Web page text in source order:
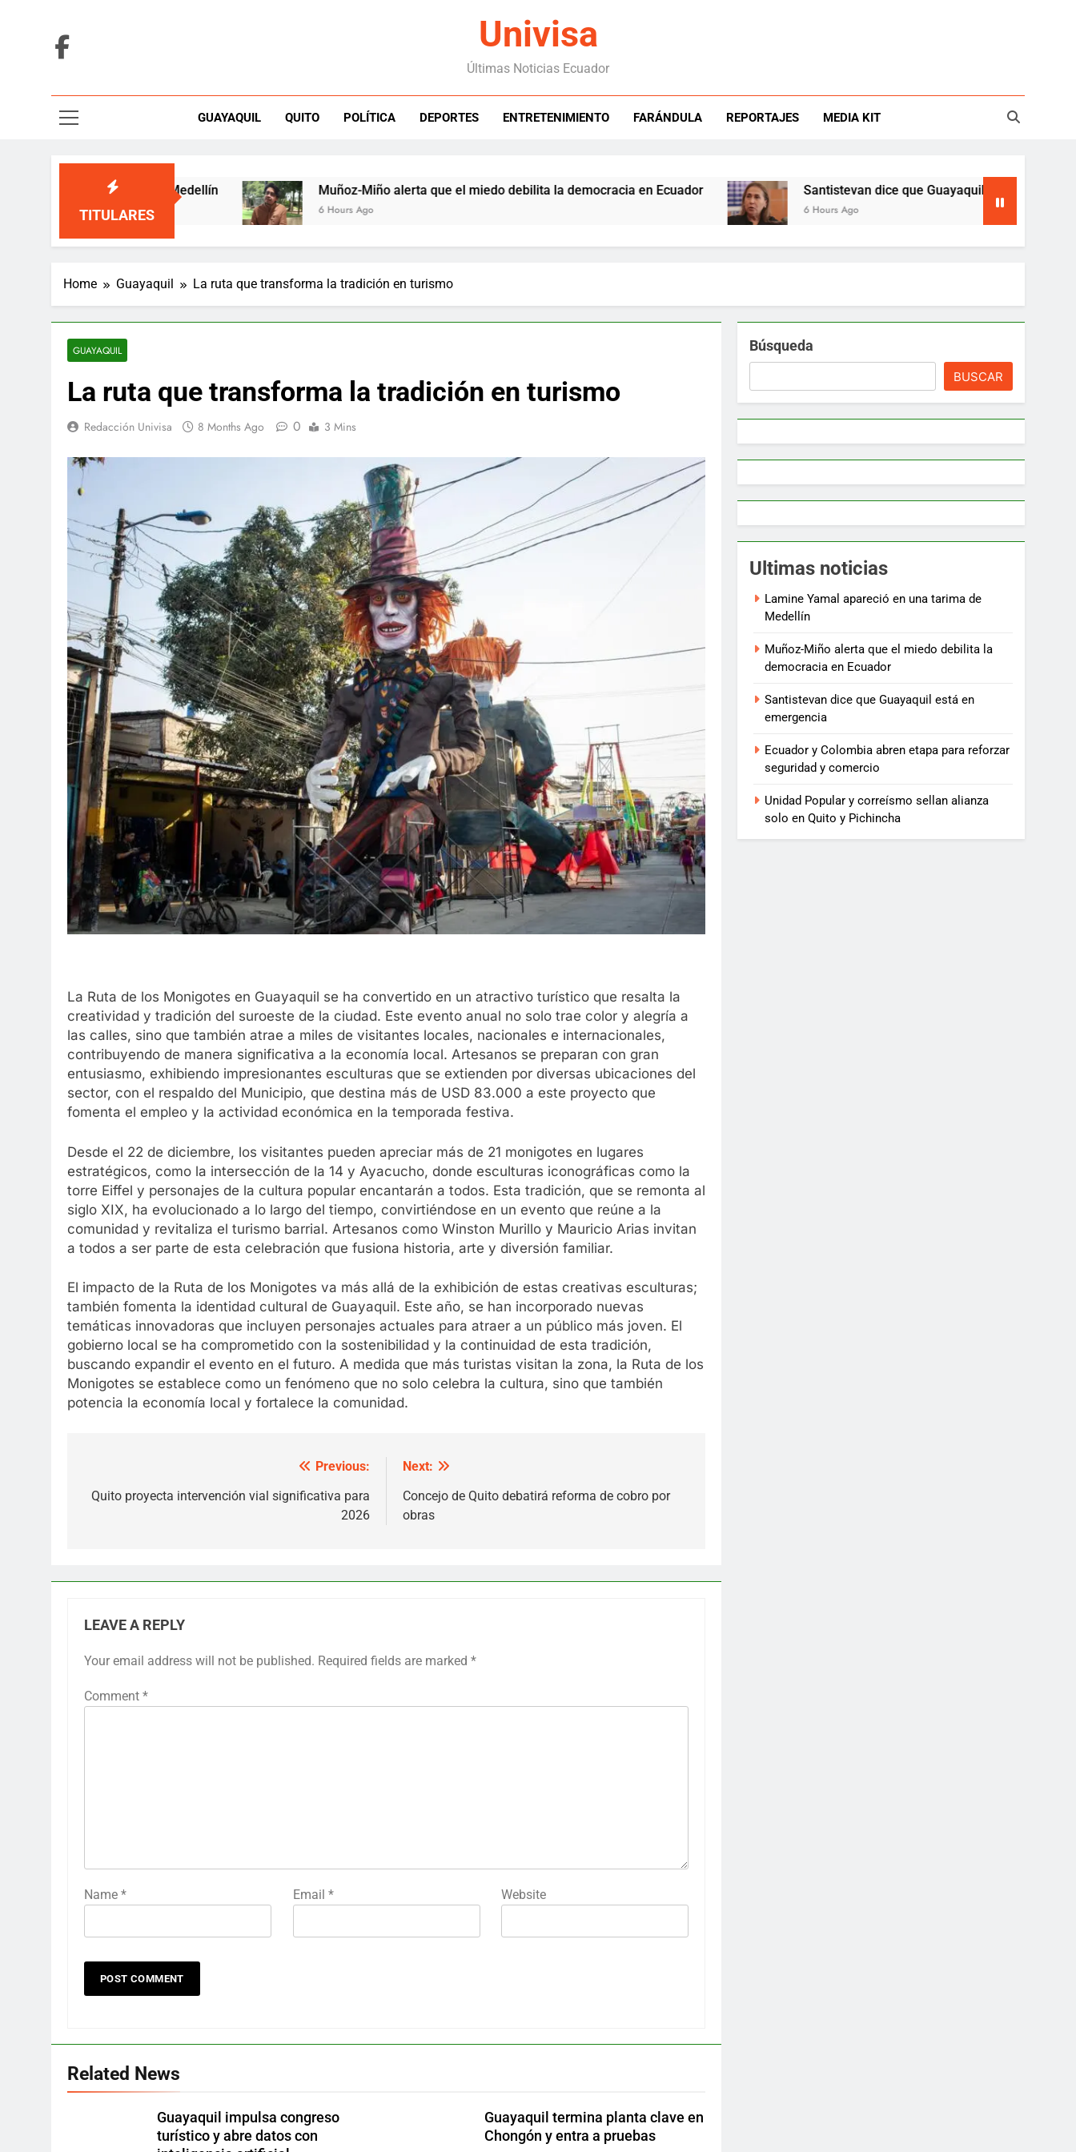
Univisa
Últimas Noticias Ecuador
GUAYAQUIL QUITO POLÍTICA DEPORTES ENTRETENIMIENTO FARÁNDULA REPORTAJES MEDIA KIT
TITULARES
una tarima de Medellín Muñoz-Miño alerta que el miedo debilita la democracia en Ecuador
6 Hours Ago
Santistevan dice que Guayaquil está en emergencia
6 Hours Ago
Home Guayaquil La ruta que transforma la tradición en turismo
GUAYAQUIL
La ruta que transforma la tradición en turismo
Redacción Univisa 8 Months Ago 0 3 Mins
La Ruta de los Monigotes en Guayaquil se ha convertido en un atractivo turístico que resalta la
creatividad y tradición del suroeste de la ciudad. Este evento anual no solo trae color y alegría a
las calles, sino que también atrae a miles de visitantes locales, nacionales e internacionales,
contribuyendo de manera significativa a la economía local. Artesanos se preparan con gran
entusiasmo, exhibiendo impresionantes esculturas que se extienden por diversas ubicaciones del
sector, con el respaldo del Municipio, que destina más de USD 83.000 a este proyecto que
fomenta el empleo y la actividad económica en la temporada festiva.
Desde el 22 de diciembre, los visitantes pueden apreciar más de 21 monigotes en lugares
estratégicos, como la intersección de la 14 y Ayacucho, donde esculturas iconográficas como la
torre Eiffel y personajes de la cultura popular encantarán a todos. Esta tradición, que se remonta al
siglo XIX, ha evolucionado a lo largo del tiempo, convirtiéndose en un evento que reúne a la
comunidad y revitaliza el turismo barrial. Artesanos como Winston Murillo y Mauricio Arias invitan
a todos a ser parte de esta celebración que fusiona historia, arte y diversión familiar.
El impacto de la Ruta de los Monigotes va más allá de la exhibición de estas creativas esculturas;
también fomenta la identidad cultural de Guayaquil. Este año, se han incorporado nuevas
temáticas innovadoras que incluyen personajes actuales para atraer a un público más joven. El
gobierno local se ha comprometido con la sostenibilidad y la continuidad de esta tradición,
buscando expandir el evento en el futuro. A medida que más turistas visitan la zona, la Ruta de los
Monigotes se establece como un fenómeno que no solo celebra la cultura, sino que también
potencia la economía local y fortalece la comunidad.
navigation
Previous:
Quito proyecta intervención vial significativa para
2026
Next:
Concejo de Quito debatirá reforma de cobro por
obras
LEAVE A REPLY
Your email address will not be published. Required fields are marked *
Comment *
Name * Email * Website
Related News
Guayaquil impulsa congreso
turístico y abre datos con
Guayaquil termina planta clave en
Chongón y entra a pruebas
Búsqueda
BUSCAR
Ultimas noticias
Lamine Yamal apareció en una tarima de
Medellín
Muñoz-Miño alerta que el miedo debilita la
democracia en Ecuador
Santistevan dice que Guayaquil está en
emergencia
Ecuador y Colombia abren etapa para reforzar
seguridad y comercio
Unidad Popular y correísmo sellan alianza
solo en Quito y Pichincha